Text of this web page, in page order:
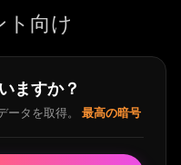
ト向け
ますか？
ータを取得。
最高の暗号